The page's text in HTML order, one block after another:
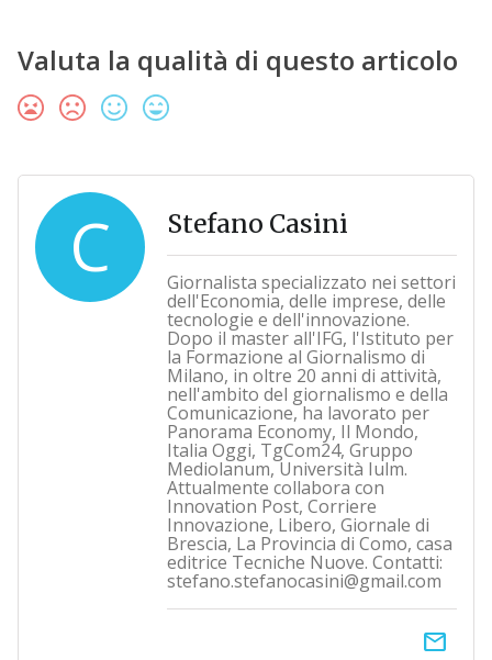
Valuta la qualità di questo articolo
C Stefano Casini
Giornalista specializzato nei settori
dell'Economia, delle imprese, delle
tecnologie e dell'innovazione.
Dopo il master all'IFG, l'Istituto per
la Formazione al Giornalismo di
Milano, in oltre 20 anni di attività,
nell'ambito del giornalismo e della
Comunicazione, ha lavorato per
Panorama Economy, Il Mondo,
Italia Oggi, TgCom24, Gruppo
Mediolanum, Università Iulm.
Attualmente collabora con
Innovation Post, Corriere
Innovazione, Libero, Giornale di
Brescia, La Provincia di Como, casa
editrice Tecniche Nuove. Contatti:
stefano.stefanocasini@gmail.com
email